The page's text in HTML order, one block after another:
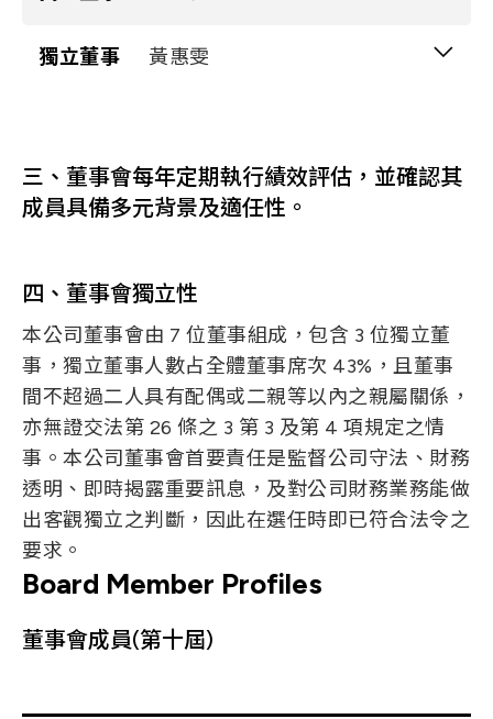
Oak Analytics Inc董事長
台新人壽保險(股)公司獨立董事
Age 61-70 歲
9 Years 無
Professional Background 法律
Diverse Core Competencies
Accounting and Financial Expertise
Management Capability
Crisis Management Ability
Professional Background
Diverse Core Competencies
Operational Judgment
Accounting and Financial Expertise
Management Capability
Crisis Management Ability
Industry Knowledge
Global Market Perspective
Leadership
Making Ability
台耀科技股份有限公司董事
company employee
Age 41-50 歲
9 Years 無
Professional Background 財法
Diverse Core Competencies
Operational Judgment
Management Capability
澳洲雪梨大學電機系
合聖科技(股)公司法人董事代表
company employee
Age 41-50 歲
9 Years 無
Professional Background 網通
Diverse Core Competencies
-Accounting and Financial Expertise
-Management Capability
Education and Experience
Holds a concurrent position as a
company employee
無
Age
9 Years 有
Professional Background 財會
Diverse Core Competencies
Operational Judgment
Accounting and Financial Expertise
Management Capability
-Industry Knowledge
Gender 男
國立陽明大學生醫光電研究所教授兼光電中
心主任
國立成功大學兼任教授
國立臺灣師範大學兼任教授
Holds a concurrent position as a
company employee
無
Age 71-80 歲
Professional Background
獨立董事 黃惠雯
Education and Experience
台灣大學 EMBA 碩士
北醫國際生技(股)公司總經理
集智醫院管理顧問(股)公司董事長
綠杏事業(股)公司總經理
博蔚醫藥生技(股)公司總經理
先致醫藥生技(股)公司董事長兼總經理
Holds a concurrent position as a
company employee
無
三、董事會每年定期執行績效評估，並確認其
成員具備多元背景及適任性。
四、董事會獨立性
本公司董事會由 7 位董事組成，包含 3 位獨立董
事，獨立董事人數占全體董事席次 43%，且董事
間不超過二人具有配偶或二親等以內之親屬關係，
亦無證交法第 26 條之 3 第 3 及第 4 項規定之情
事。本公司董事會首要責任是監督公司守法、財務
透明、即時揭露重要訊息，及對公司財務業務能做
出客觀獨立之判斷，因此在選任時即已符合法令之
要求。
Board Member Profiles
董事會成員(第十屆)